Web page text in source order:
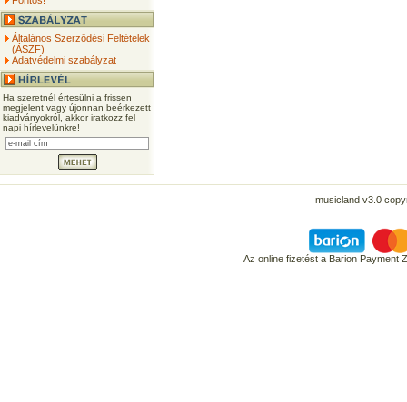
Általános Szerződési Feltételek
(ÁSZF)
Adatvédelmi szabályzat
Ha szeretnél értesülni a frissen
megjelent vagy újonnan beérkezett
kiadványokról, akkor iratkozz fel
napi hírlevelünkre!
musicland v3.0
Az online fizetést a Barion Payment